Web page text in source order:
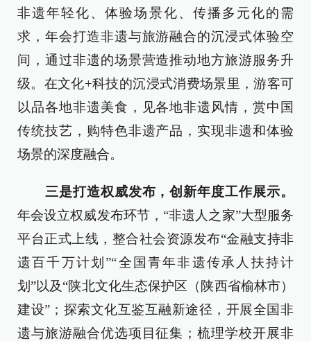
非遗年轻化、体验场景化、传播多元化的需
求，年会打造非遗与旅游融合的沉浸式体验空
间，通过非遗的场景营造推动地方旅游服务升
级。在文化+科技的沉浸式消费场景里，游客可
以品各地非遗美食，见各地非遗风情，赏中国
传统技艺，购特色非遗产品，实现非遗和体验
场景的深度融合。
三是打造权威发布，创新年度工作展示。
年会设立权威发布环节，“非遗人之家”大型服务
平台正式上线，整合社会资源发布“金融支持非
遗百千万计划”“全国青年非遗传承人扶持计
划”以及“陕北文化生态保护区（陕西省榆林市）
建设”；探索文化互鉴互融新途径，开展全国非
遗与旅游融合优选项目征集；梳理学校开展非